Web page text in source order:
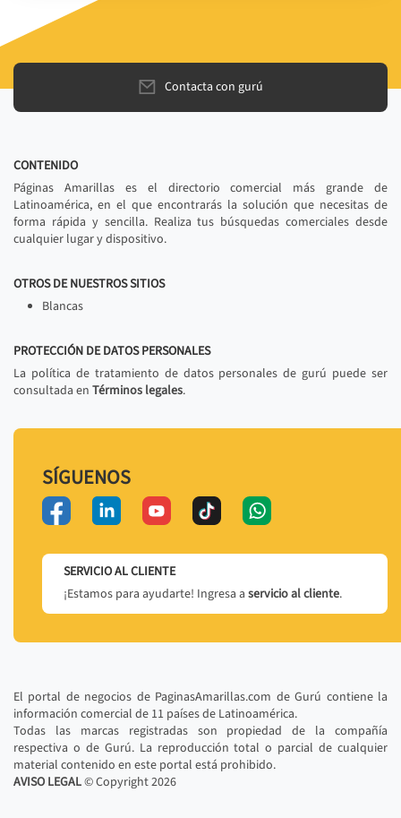
Contacta con gurú
CONTENIDO
Páginas Amarillas es el directorio comercial más grande de
Latinoamérica, en el que encontrarás la solución que necesitas de
forma rápida y sencilla. Realiza tus búsquedas comerciales desde
cualquier lugar y dispositivo.
OTROS DE NUESTROS SITIOS
Blancas
PROTECCIÓN DE DATOS PERSONALES
La política de tratamiento de datos personales de gurú puede ser
consultada en Términos legales.
SÍGUENOS
SERVICIO AL CLIENTE
¡Estamos para ayudarte! Ingresa a servicio al cliente.
El portal de negocios de PaginasAmarillas.com de Gurú contiene la
información comercial de 11 países de Latinoamérica.
Todas las marcas registradas son propiedad de la compañía
respectiva o de Gurú. La reproducción total o parcial de cualquier
material contenido en este portal está prohibido.
AVISO LEGAL© Copyright2026